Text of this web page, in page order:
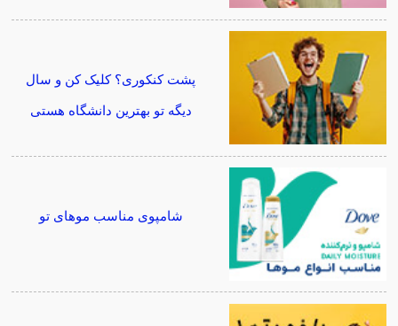
پشت کنکوری؟ کلیک کن و سال
دیگه تو بهترین دانشگاه هستی
شامپوی مناسب موهای تو